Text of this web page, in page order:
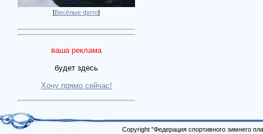
[Весёлые фото]
ваша реклама
будет здесь
Хочу прямо сейчас!
Copyright "Федерация спортивного зимнего